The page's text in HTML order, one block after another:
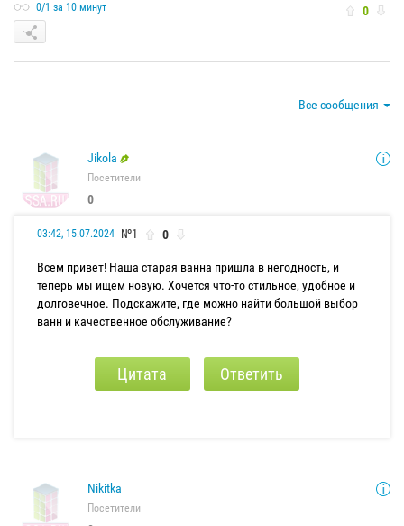
0/1 за 10 минут 0
Все сообщения
Jikola
Посетители
0
03:42, 15.07.2024 №1 0
Всем привет! Наша старая ванна пришла в негодность, и
теперь мы ищем новую. Хочется что-то стильное, удобное и
долговечное. Подскажите, где можно найти большой выбор
ванн и качественное обслуживание?
Цитата Ответить
Nikitka
Посетители